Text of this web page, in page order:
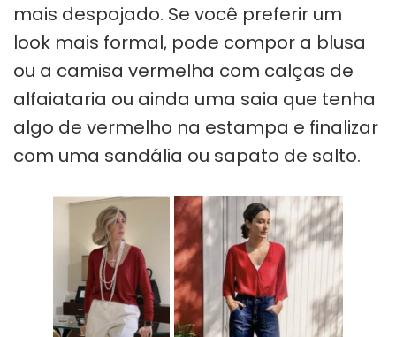
mais despojado. Se você preferir um
look mais formal, pode compor a blusa
ou a camisa vermelha com calças de
alfaiataria ou ainda uma saia que tenha
algo de vermelho na estampa e finalizar
com uma sandália ou sapato de salto.